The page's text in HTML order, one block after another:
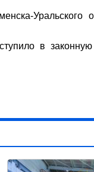
Уральского
в